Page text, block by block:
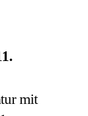
mit